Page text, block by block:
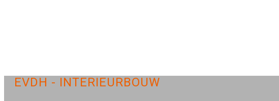
EVDH - INTERIEURBOUW